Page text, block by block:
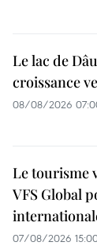
Le lac de
croissance
08/08/2026
Le tourisme
VFS Global
07/08/2026